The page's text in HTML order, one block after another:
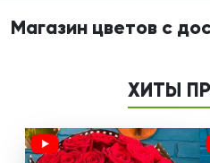
Магазин цветов с
ХИТЫ